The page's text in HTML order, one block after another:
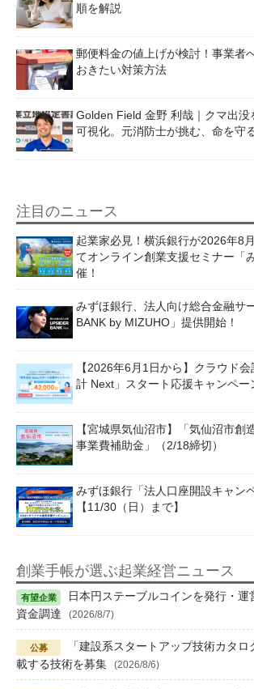
順を解説
郵便料金の値上げが検討！事業者
おきたい対策方法
Golden Field 金野 利哉｜クマ出没
可視化。元消防士が挑む、命を守
注目のニュース
起業家必見！横浜銀行が2026年8
てオンライン創業支援セミナー「
催！
みずほ銀行、法人向け総合金融サ
BANK by MIZUHO」提供開始！
【2026年6月1日から】クラウド
計 Next」スタート応援キャンペー
【宮城県気仙沼市】「気仙沼市創
事業費補助金」（2/18締切）
みずほ銀行「法人口座開設キャン
【11/30（日）まで】
創業手帳が選ぶ起業経営ニュース
日本円ステーブルコインを発行・運
資金調達
(2026/8/7)
「建設系スタートアップ技術カタ
載する技術を募集
(2026/8/6)